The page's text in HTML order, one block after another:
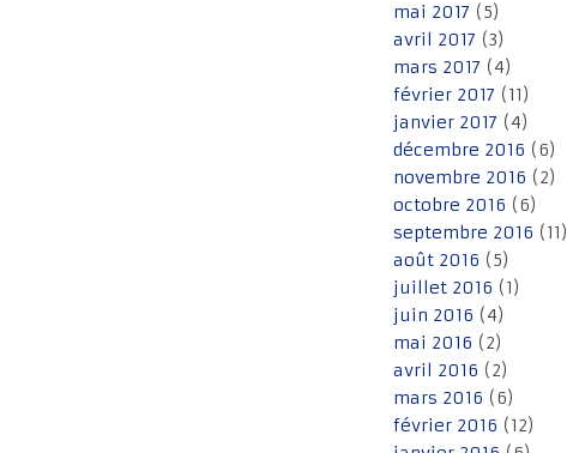
mai 2017 (5)
avril 2017 (3)
mars 2017 (4)
février 2017 (11)
janvier 2017 (4)
décembre 2016 (6)
novembre 2016 (2)
octobre 2016 (6)
septembre 2016 (11)
août 2016 (5)
juillet 2016 (1)
juin 2016 (4)
mai 2016 (2)
avril 2016 (2)
mars 2016 (6)
février 2016 (12)